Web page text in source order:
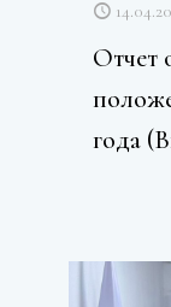
Отчет
года